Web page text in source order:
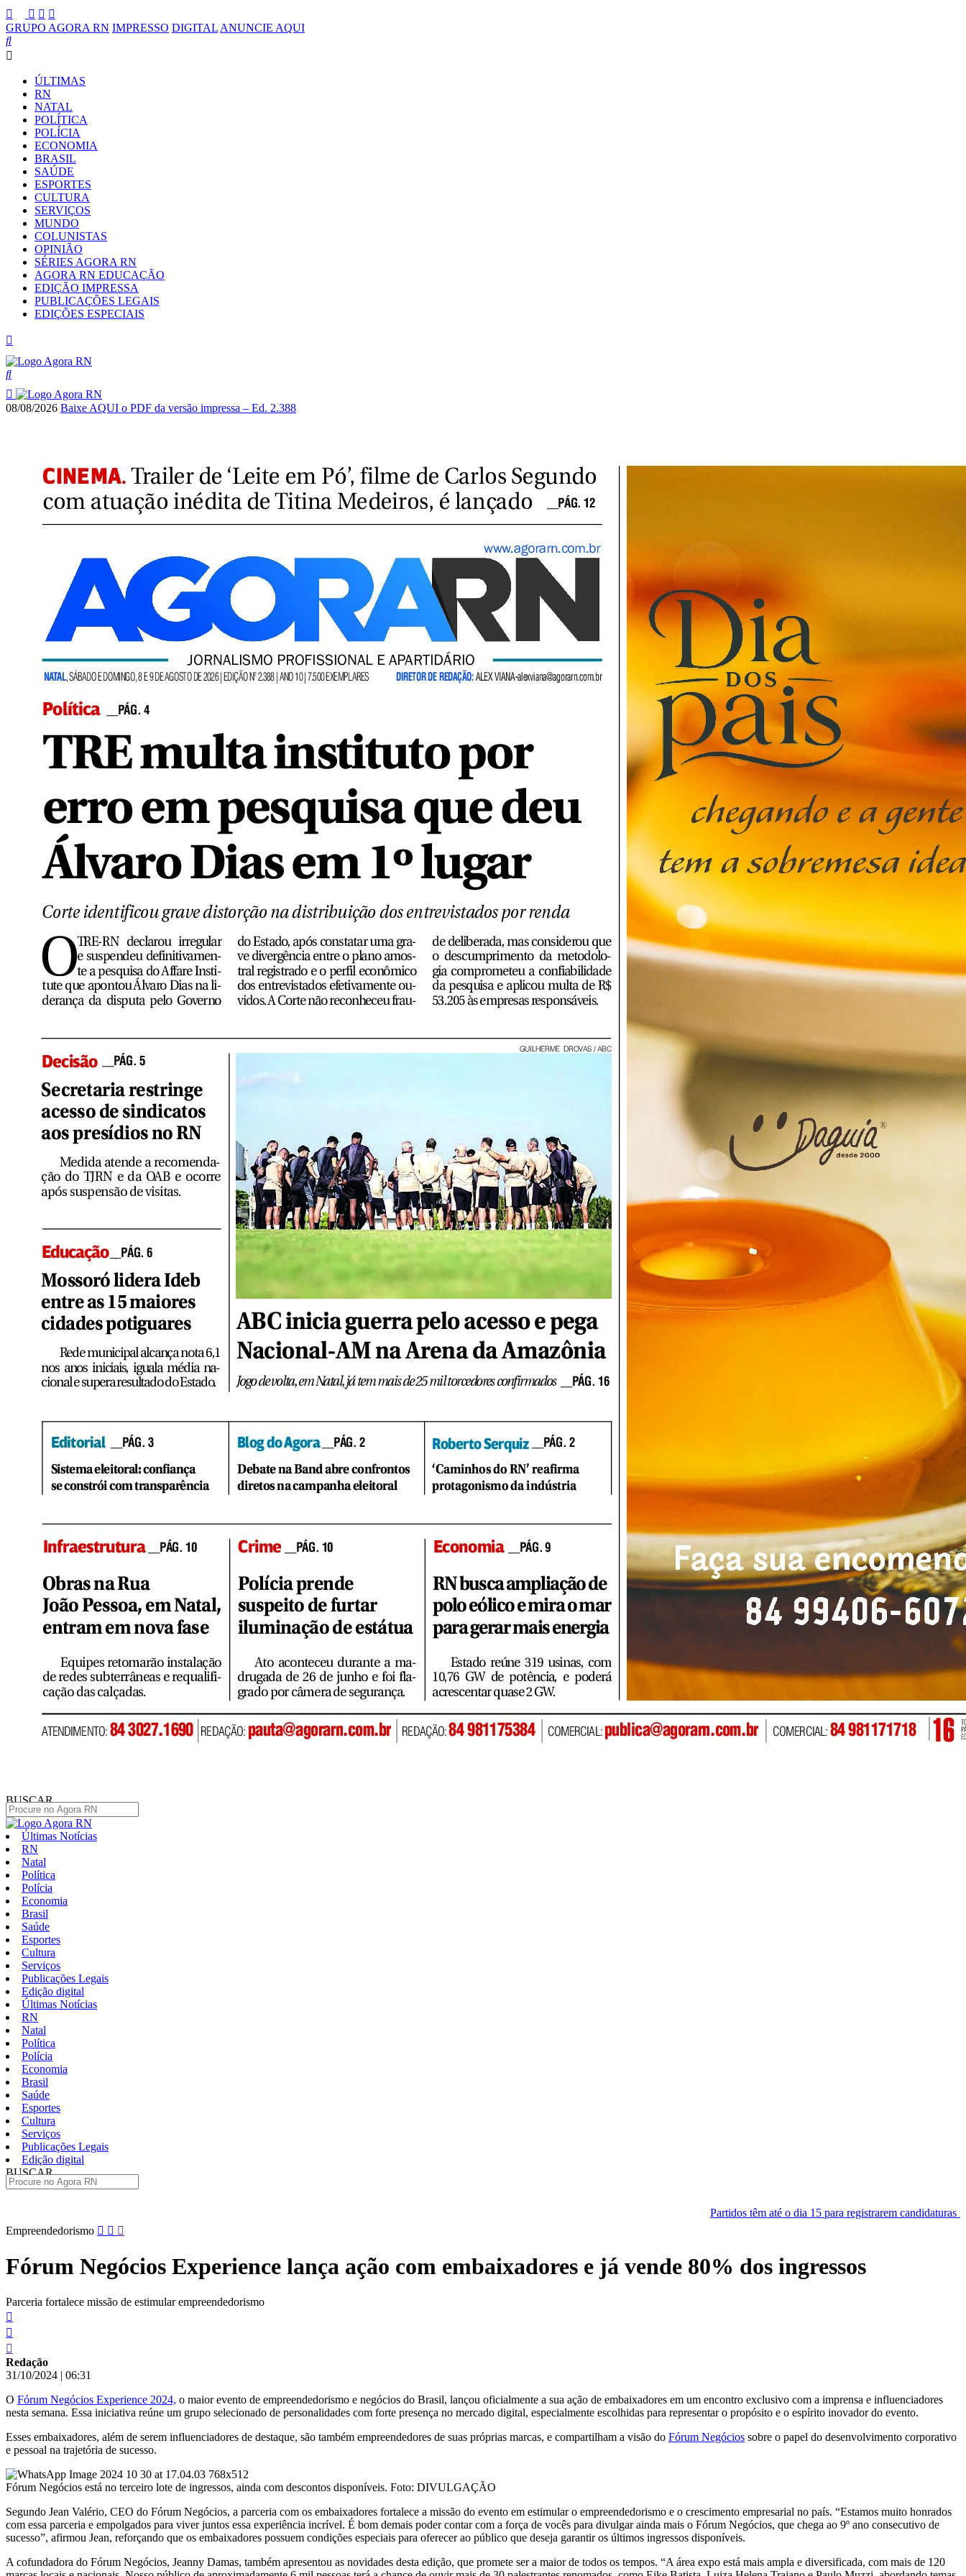
GRUPO AGORA RN IMPRESSO DIGITAL ANUNCIE AQUI
ÚLTIMAS
RN
NATAL
POLÍTICA
POLÍCIA
ECONOMIA
BRASIL
SAÚDE
ESPORTES
CULTURA
SERVIÇOS
MUNDO
COLUNISTAS
OPINIÃO
SÉRIES AGORA RN
AGORA RN EDUCAÇÃO
EDIÇÃO IMPRESSA
PUBLICAÇÕES LEGAIS
EDIÇÕES ESPECIAIS
08/08/2026 Baixe AQUI o PDF da versão impressa – Ed. 2.388
BUSCAR
Últimas Notícias
RN
Natal
Política
Polícia
Economia
Brasil
Saúde
Esportes
Cultura
Serviços
Publicações Legais
Edição digital
Últimas Notícias
RN
Natal
Política
Polícia
Economia
Brasil
Saúde
Esportes
Cultura
Serviços
Publicações Legais
Edição digital
BUSCAR
Partidos têm até o dia 15 para registrarem candidaturas nos tribunais
Pular
para
conteúdo
Empreendedorismo
Fórum Negócios Experience lança ação com embaixadores e já vende 80% dos ingressos
Parceria fortalece missão de estimular empreendedorismo
Redação
31/10/2024 | 06:31
O Fórum Negócios Experience 2024, o maior evento de empreendedorismo e negócios do Brasil, lançou oficialmente a sua ação de embaixadores em um encontro exclusivo com a imprensa e influenciadores
nesta semana. Essa iniciativa reúne um grupo selecionado de personalidades com forte presença no mercado digital, especialmente escolhidas para representar o propósito e o espírito inovador do evento.
Esses embaixadores, além de serem influenciadores de destaque, são também empreendedores de suas próprias marcas, e compartilham a visão do Fórum Negócios sobre o papel do desenvolvimento corporativo
e pessoal na trajetória de sucesso.
Fórum Negócios está no terceiro lote de ingressos, ainda com descontos disponíveis. Foto: DIVULGAÇÃO
Segundo Jean Valério, CEO do Fórum Negócios, a parceria com os embaixadores fortalece a missão do evento em estimular o empreendedorismo e o crescimento empresarial no país. “Estamos muito honrados
com essa parceria e empolgados para viver juntos essa experiência incrível. É bom demais poder contar com a força de vocês para divulgar ainda mais o Fórum Negócios, que chega ao 9º ano consecutivo de
sucesso”, afirmou Jean, reforçando que os embaixadores possuem condições especiais para oferecer ao público que deseja garantir os últimos ingressos disponíveis.
A cofundadora do Fórum Negócios, Jeanny Damas, também apresentou as novidades desta edição, que promete ser a maior de todos os tempos. “A área expo está mais ampla e diversificada, com mais de 120